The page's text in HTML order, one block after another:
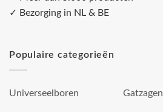
✓ Bezorging in NL & BE
Populaire categorieën
Universeelboren Gatzagen